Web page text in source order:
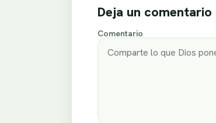
Deja un comentario
Comentario